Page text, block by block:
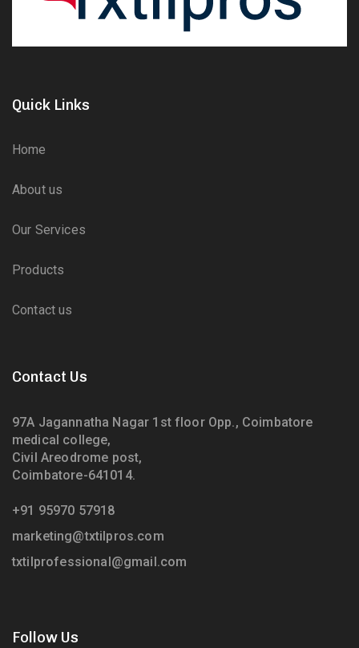
Quick Links
Home
About us
Our Services
Products
Contact us
Contact Us
97A Jagannatha Nagar 1st floor Opp., Coimbatore
medical college,
Civil Areodrome post,
Coimbatore-641014.
+91 95970 57918
marketing@txtilpros.com
txtilprofessional@gmail.com
Follow Us